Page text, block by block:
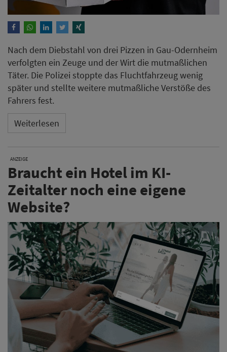
Nach dem Diebstahl von drei Pizzen in Gau-Odernheim
verfolgten ein Zeuge und der Wirt die mutmaßlichen
Täter. Die Polizei stoppte das Fluchtfahrzeug wenig
später und stellte weitere mutmaßliche Verstöße des
Fahrers fest.
Weiterlesen
ANZEIGE
Braucht ein Hotel im KI-
Zeitalter noch eine eigene
Website?